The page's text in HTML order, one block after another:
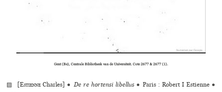
Gent (Be), Centrale Bibliotheek van de Universiteit. Cote 2677 & 2677 (1).
▨ [Estienne Charles] ● De re hortensi libellus ● Paris : Robert I Estienne ●